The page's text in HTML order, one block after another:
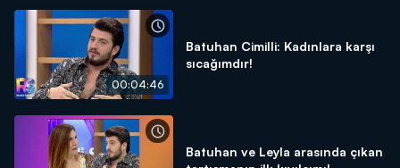
00:04:46
Batuhan Cimilli: Kadınlara karşı
sıcağımdır!
Batuhan ve Leyla arasında çıkan